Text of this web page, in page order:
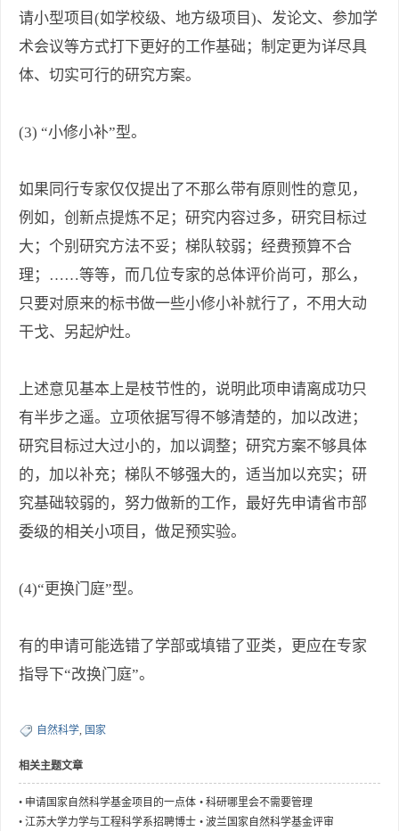
请小型项目(如学校级、地方级项目)、发论文、参加学
术会议等方式打下更好的工作基础；制定更为详尽具
体、切实可行的研究方案。
(3) “小修小补”型。
如果同行专家仅仅提出了不那么带有原则性的意见，
例如，创新点提炼不足；研究内容过多，研究目标过
大；个别研究方法不妥；梯队较弱；经费预算不合
理；……等等，而几位专家的总体评价尚可，那么，
只要对原来的标书做一些小修小补就行了，不用大动
干戈、另起炉灶。
上述意见基本上是枝节性的，说明此项申请离成功只
有半步之遥。立项依据写得不够清楚的，加以改进；
研究目标过大过小的，加以调整；研究方案不够具体
的，加以补充；梯队不够强大的，适当加以充实；研
究基础较弱的，努力做新的工作，最好先申请省市部
委级的相关小项目，做足预实验。
(4)“更换门庭”型。
有的申请可能选错了学部或填错了亚类，更应在专家
指导下“改换门庭”。
自然科学, 国家
相关主题文章
• 申请国家自然科学基金项目的一点体
会
• 科研哪里会不需要管理
• 江苏大学力学与工程科学系招聘博士 • 波兰国家自然科学基金评审